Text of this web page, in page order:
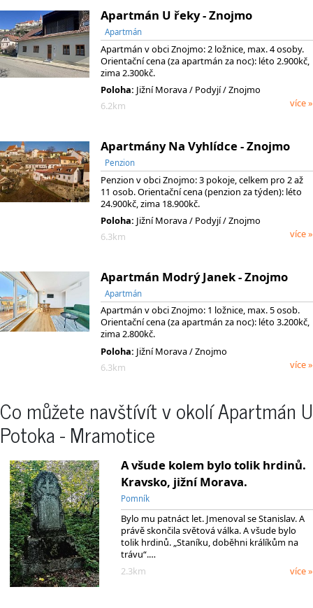
Apartmán U řeky - Znojmo
Apartmán
Apartmán v obci Znojmo: 2 ložnice, max. 4 osoby.
Orientační cena (za apartmán za noc): léto 2.900kč,
zima 2.300kč.
Poloha: Jižní Morava/ Podyjí/ Znojmo
6.2km
více »
Apartmány Na Vyhlídce - Znojmo
Penzion
Penzion v obci Znojmo: 3 pokoje, celkem pro 2 až
11 osob. Orientační cena (penzion za týden): léto
24.900kč, zima 18.900kč.
Poloha: Jižní Morava/ Podyjí/ Znojmo
6.3km
více »
Apartmán Modrý Janek - Znojmo
Apartmán
Apartmán v obci Znojmo: 1 ložnice, max. 5 osob.
Orientační cena (za apartmán za noc): léto 3.200kč,
zima 2.800kč.
Poloha: Jižní Morava / Znojmo
6.3km
více »
Co můžete navštívít v okolí Apartmán U
Potoka - Mramotice
A všude kolem bylo tolik hrdinů.
Kravsko, jižní Morava.
Pomník
Bylo mu patnáct let. Jmenoval se Stanislav. A
právě skončila světová válka. A všude bylo
tolik hrdinů. „Staníku, doběhni králíkům na
trávu“.…
2.3km
více »